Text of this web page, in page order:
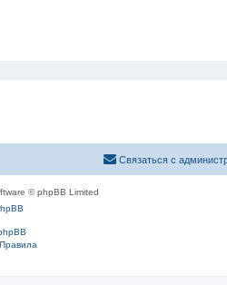
Связаться с
© phpBB Limited
Правила